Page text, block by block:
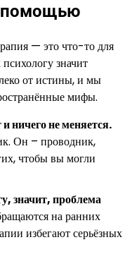
помощью
— это что-то для
значит
от истины, и мы
мифы.
ничего не меняется.
Он – проводник,
чтобы вы могли
значит, проблема
на ранних
избегают серьёзных